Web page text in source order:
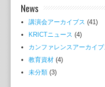
News
講演会アーカイブス (41)
KRICTニュース (4)
カンファレンスアーカイブ
教育資材(4)
未分類(3)